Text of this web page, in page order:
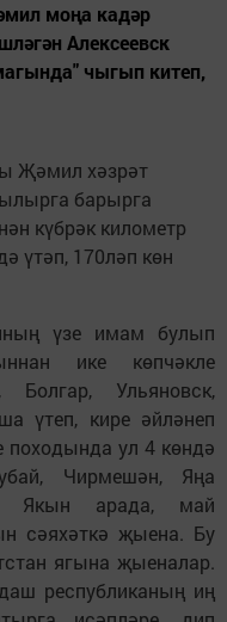
моңа кадәр
Алексеевск
чыгып китеп,
Җәмил хәзрәт
барырга
күбрәк километр
үтәп, 170ләп көн
үзе имам булып
ике көпчәкле
Ульяновск,
үтеп, кире әйләнеп
походында ул 4 көндә
Чирмешән, Яңа
Якын арада, май
сәяхәткә җыена. Бу
ягына җыеналар.
республиканың иң